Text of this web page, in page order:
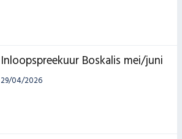
Inloopspreekuur Boskalis mei/juni
29/04/2026